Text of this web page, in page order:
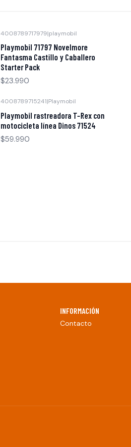
4008789717979|playmobil
Playmobil 71797 Novelmore
Fantasma Castillo y Caballero
Starter Pack
$23.990
4008789715241|Playmobil
Playmobil rastreadora T-Rex con
motocicleta línea Dinos 71524
$59.990
INFORMACIÓN
Contacto